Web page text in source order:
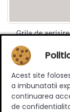
Grila de
finisaj alb
13.90
Adauga in
Acest site
a imbunatatii
continuarea
de